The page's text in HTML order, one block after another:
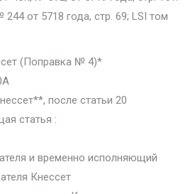
от 5718 года, стр. 69; LSI том
(Поправка № 4)*
после статьи 20
статья :
и временно исполняющий
Кнессет